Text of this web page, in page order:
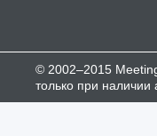
© 2002–2015
только при наличии